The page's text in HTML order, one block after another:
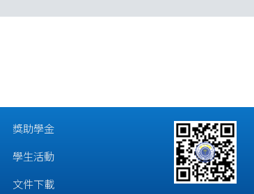
獎助學金
學生活動
文件下載